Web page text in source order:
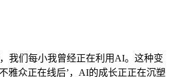
我们每小我曾经正在利用AI。这种变
雅众正在线后’，AI的成长正正在沉塑